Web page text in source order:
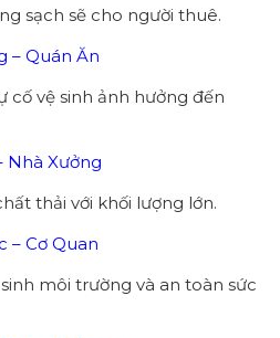
sạch sẽ cho người thuê.
– Quán Ăn
cố vệ sinh ảnh hưởng đến
Nhà Xưởng
thải với khối lượng lớn.
– Cơ Quan
môi trường và an toàn sức